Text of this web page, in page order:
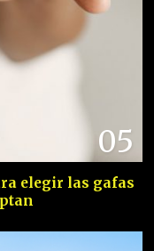
05
elegir las gafas